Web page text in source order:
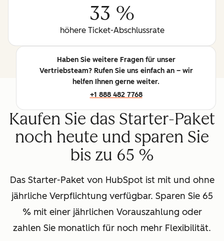
33 %
höhere Ticket-Abschlussrate
Haben Sie weitere Fragen für unser
Vertriebsteam? Rufen Sie uns einfach an – wir
helfen Ihnen gerne weiter.
+1 888 482 7768
Kaufen Sie das Starter-Paket
noch heute und sparen Sie
bis zu 65 %
Das Starter-Paket von HubSpot ist mit und ohne
jährliche Verpflichtung verfügbar. Sparen Sie 65
% mit einer jährlichen Vorauszahlung oder
zahlen Sie monatlich für noch mehr Flexibilität.